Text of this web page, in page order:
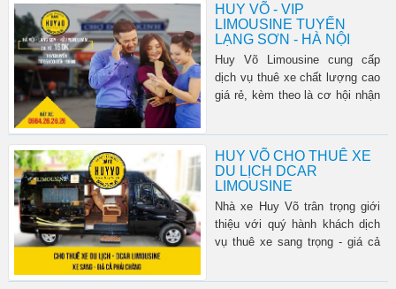
HUY VÕ - VIP
LIMOUSINE TUYẾN
LẠNG SƠN - HÀ NỘI
Huy Võ Limousine cung cấp
dịch vụ thuê xe chất lượng cao
giá rẻ, kèm theo là cơ hội nhận
HUY VÕ CHO THUÊ XE
DU LỊCH DCAR
LIMOUSINE
Nhà xe Huy Võ trân trọng giới
thiệu với quý hành khách dịch
vụ thuê xe sang trọng - giá cả